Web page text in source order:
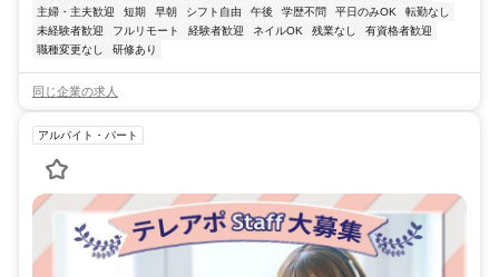
主婦・主夫歓迎
短期 早朝 シフト自由 午後 学歴不問 平日のみOK
転勤なし
未経験者歓迎
フルリモート 経験者歓迎 ネイルOK 残業なし
有資格者歓迎
職種変更なし
研修あり
同じ企業の求人
アルバイト・パート